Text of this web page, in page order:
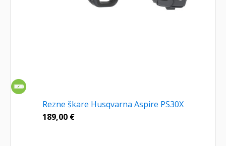
Rezne škare Husqvarna Aspire PS30X
189,00 €